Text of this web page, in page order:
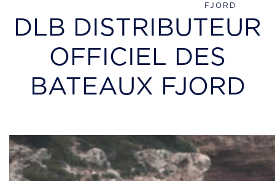
FJORD
DLB DISTRIBUTEUR
OFFICIEL DES
BATEAUX FJORD